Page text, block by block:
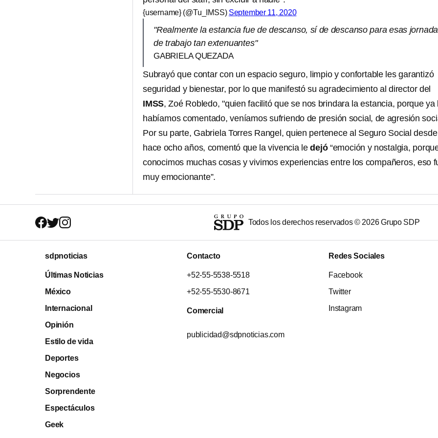
{username} (@Tu_IMSS) September 11, 2020
"Realmente la estancia fue de descanso, sí de descanso para esas
de trabajo tan extenuantes"
GABRIELA QUEZADA
Subrayó que contar con un espacio seguro, limpio y confortable les garantizó
seguridad y bienestar, por lo que manifestó su agradecimiento al director del
IMSS, Zoé Robledo, "quien facilitó que se nos brindara la estancia, porque ya
habíamos comentado, veníamos sufriendo de presión social, de agresión
Por su parte, Gabriela Torres Rangel, quien pertenece al Seguro Social desde
hace ocho años, comentó que la vivencia ledejó“emoción y nostalgia,
conocimos muchas cosas y vivimos experiencias entre los compañeros, eso
muy emocionante”.
Todos los derechos reservados © 2026Grupo SDP
sdpnoticias
Últimas Noticias
México
Internacional
Opinión
Estilo de vida
Deportes
Negocios
Sorprendente
Espectáculos
Geek
Contacto
+52-55-5538-5518
+52-55-5530-8671
Comercial
publicidad@sdpnoticias.com
Redes Sociales
Facebook
Twitter
Instagram